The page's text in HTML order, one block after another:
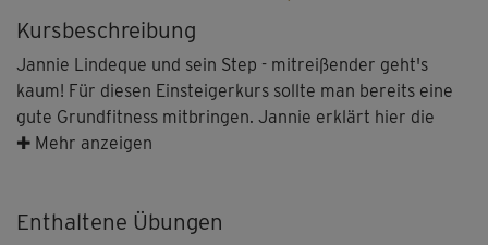
Kursbeschreibung
Jannie Lindeque und sein Step - mitreißender geht's
kaum! Für diesen Einsteigerkurs sollte man bereits eine
gute Grundfitness mitbringen. Jannie erklärt hier die
Grundschritte und baut eine einfache Choreographie auf.
Sportart Step lässt Fettpölsterchen keine Chance!
✚ Mehr anzeigen
Enthaltene Übungen